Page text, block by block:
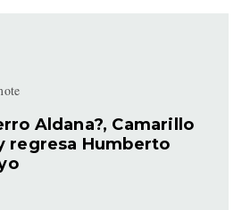
Aldana?, Camarillo
regresa Humberto